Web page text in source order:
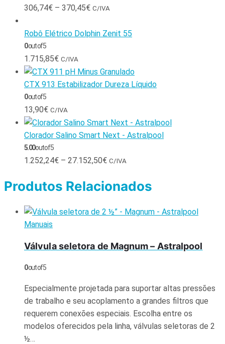
306,74€ – 370,45€ C/IVA
Robô Elétrico Dolphin Zenit 55
0out of 5
1.715,85€ C/IVA
CTX 913 Estabilizador Dureza Líquido
0out of 5
13,90€ C/IVA
Clorador Salino Smart Next - Astralpool
5.00out of 5
1.252,24€ – 27.152,50€ C/IVA
Produtos Relacionados
Manuais
Válvula seletora de Magnum – Astralpool
0out of 5
Especialmente projetada para suportar altas pressões
de trabalho e seu acoplamento a grandes filtros que
requerem conexões especiais. Escolha entre os
modelos oferecidos pela linha, válvulas seletoras de 2
½…